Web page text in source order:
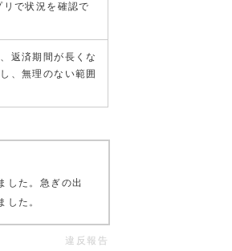
で状況を確認で
返済期間が長くな
、無理のない範囲
した。急ぎの出
した。
違反報告